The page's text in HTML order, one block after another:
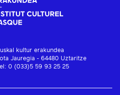
kultur erakundea
Jauregia - 64480 Uztaritze
0 (033)5 59 93 25 25